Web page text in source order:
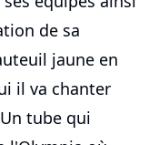
de sa
jaune en
il va chanter
tube qui